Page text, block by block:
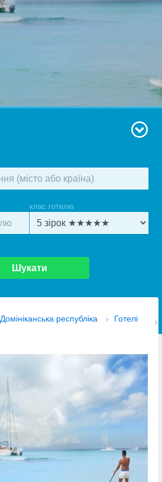
клас готелю
Шукати
Домініканська республіка ›
Готелі